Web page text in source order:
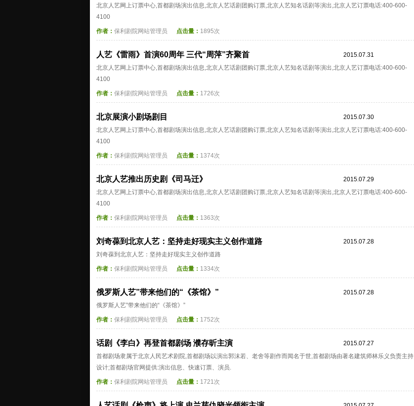
北京人艺网上订票中心,首都剧场演出信息,北京人艺话剧团购订票,北京人艺知名话剧等演出,北京人艺订票电话:400-600-
4100
作者： 保利剧院网站管理员 点击量： 1895次
人艺《雷雨》首演60周年 三代“周萍”齐聚首
2015.07.31
北京人艺网上订票中心,首都剧场演出信息,北京人艺话剧团购订票,北京人艺知名话剧等演出,北京人艺订票电话:400-600-
4100
作者： 保利剧院网站管理员 点击量： 1726次
北京展演小剧场剧目
2015.07.30
北京人艺网上订票中心,首都剧场演出信息,北京人艺话剧团购订票,北京人艺知名话剧等演出,北京人艺订票电话:400-600-
4100
作者： 保利剧院网站管理员 点击量： 1374次
北京人艺推出历史剧《司马迁》
2015.07.29
北京人艺网上订票中心,首都剧场演出信息,北京人艺话剧团购订票,北京人艺知名话剧等演出,北京人艺订票电话:400-600-
4100
作者： 保利剧院网站管理员 点击量： 1363次
刘奇葆到北京人艺：坚持走好现实主义创作道路
2015.07.28
刘奇葆到北京人艺：坚持走好现实主义创作道路
作者： 保利剧院网站管理员 点击量： 1334次
俄罗斯人艺”带来他们的“《茶馆》”
2015.07.28
俄罗斯人艺”带来他们的“《茶馆》”
作者： 保利剧院网站管理员 点击量： 1752次
话剧《李白》再登首都剧场 濮存昕主演
2015.07.27
首都剧场隶属于北京人民艺术剧院,首都剧场以演出郭沫若、老舍等剧作而闻名于世,首都剧场由著名建筑师林乐义负责主持
设计;首都剧场官网提供:演出信息、快速订票、演员.
作者： 保利剧院网站管理员 点击量： 1721次